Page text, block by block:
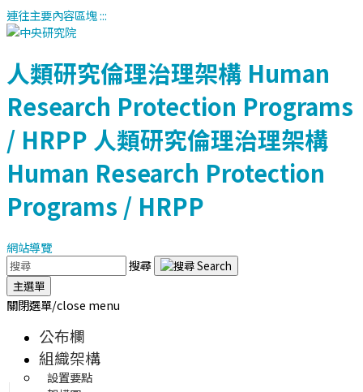
連往主要內容區塊:::
人類研究倫理治理架構 Human
Research Protection Programs
/ HRPP 人類研究倫理治理架構
Human Research Protection
Programs / HRPP
網站導覽
搜尋
主選單
關閉選單/close menu
公布欄
組織架構
設置要點